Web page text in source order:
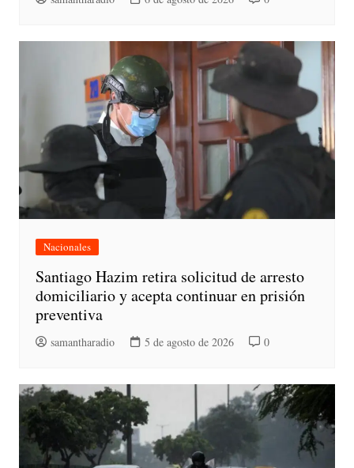
Nacionales
Santiago Hazim retira solicitud de arresto
domiciliario y acepta continuar en prisión
preventiva
samantharadio 5 de agosto de 2026 0